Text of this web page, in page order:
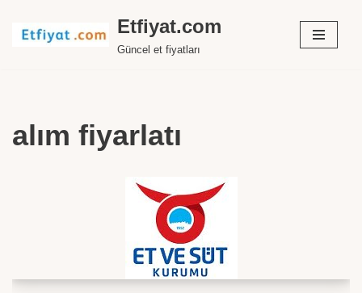
İçeriğe
Etfiyat.com
Güncel et fiyatları
alım fiyarlatı